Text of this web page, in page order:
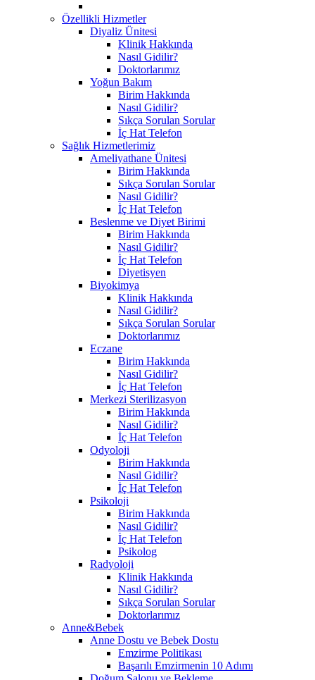
Özellikli Hizmetler
Diyaliz Ünitesi
Klinik Hakkında
Nasıl Gidilir?
Doktorlarımız
Yoğun Bakım
Birim Hakkında
Nasıl Gidilir?
Sıkça Sorulan Sorular
İç Hat Telefon
Sağlık Hizmetlerimiz
Ameliyathane Ünitesi
Birim Hakkında
Sıkça Sorulan Sorular
Nasıl Gidilir?
İç Hat Telefon
Beslenme ve Diyet Birimi
Birim Hakkında
Nasıl Gidilir?
İç Hat Telefon
Diyetisyen
Biyokimya
Klinik Hakkında
Nasıl Gidilir?
Sıkça Sorulan Sorular
Doktorlarımız
Eczane
Birim Hakkında
Nasıl Gidilir?
İç Hat Telefon
Merkezi Sterilizasyon
Birim Hakkında
Nasıl Gidilir?
İç Hat Telefon
Odyoloji
Birim Hakkında
Nasıl Gidilir?
İç Hat Telefon
Psikoloji
Birim Hakkında
Nasıl Gidilir?
İç Hat Telefon
Psikolog
Radyoloji
Klinik Hakkında
Nasıl Gidilir?
Sıkça Sorulan Sorular
Doktorlarımız
Anne&Bebek
Anne Dostu ve Bebek Dostu
Emzirme Politikası
Başarılı Emzirmenin 10 Adımı